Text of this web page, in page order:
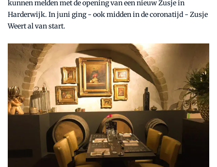
kunnen melden met de opening van een nieuw Zusje in
Harderwijk. In juni ging - ook midden in de coronatijd - Zusje
Weert al van start.